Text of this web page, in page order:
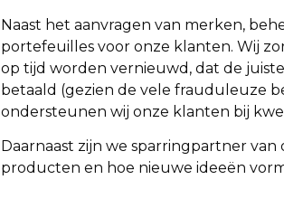
Naast het aanvragen van merken,
portefeuilles voor onze klanten. Wij
op tijd worden vernieuwd, dat de
betaald (gezien de vele frauduleuze
ondersteunen wij onze klanten bij
Daarnaast zijn we sparringpartner
producten en hoe nieuwe ideeën